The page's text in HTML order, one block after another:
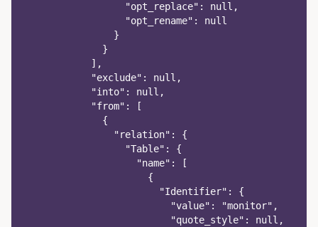
                  "opt_replace": null,
                  "opt_rename": null
                }
              }
            ],
            "exclude": null,
            "into": null,
            "from": [
              {
                "relation": {
                  "Table": {
                    "name": [
                      {
                        "Identifier": {
                          "value": "monitor",
                          "quote_style": null,